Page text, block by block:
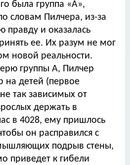
была группа «А»,
словам Пилчера, из-за
правду и оказалась
ее. Их разум не мог
новой реальности.
группы А, Пилчер
на детей (первое
так зависимых от
держать в
в 4028, ему пришлось
он расправился с
подрыв стены,
приведет к гибели